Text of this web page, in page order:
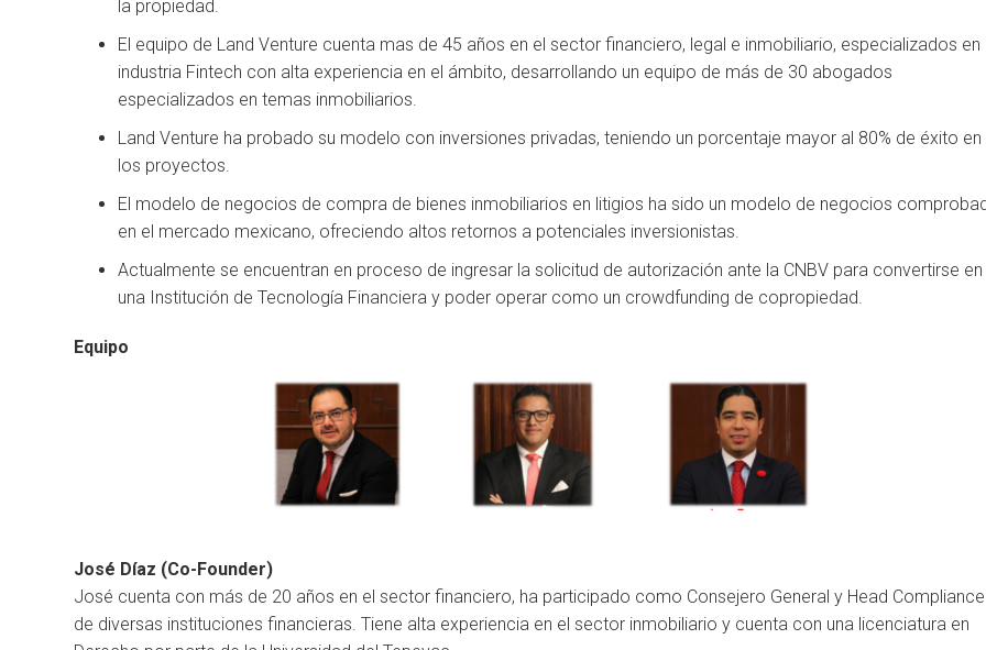
la propiedad.
El equipo de Land Venture cuenta mas de 45 años en el sector financiero, legal e inmobiliario, especializados en
industria Fintech con alta experiencia en el ámbito, desarrollando un equipo de más de 30 abogados
especializados en temas inmobiliarios.
Land Venture ha probado su modelo con inversiones privadas, teniendo un porcentaje mayor al 80% de éxito en
los proyectos.
El modelo de negocios de compra de bienes inmobiliarios en litigios ha sido un modelo de negocios
en el mercado mexicano, ofreciendo altos retornos a potenciales inversionistas.
Actualmente se encuentran en proceso de ingresar la solicitud de autorización ante la CNBV para convertirse en
una Institución de Tecnología Financiera y poder operar como un crowdfunding de copropiedad.
Equipo
José Dí­az (Co-Founder)
José cuenta con más de 20 años en el sector financiero, ha participado como Consejero General y Head Compliance
de diversas instituciones financieras. Tiene alta experiencia en el sector inmobiliario y cuenta con una licenciatura en